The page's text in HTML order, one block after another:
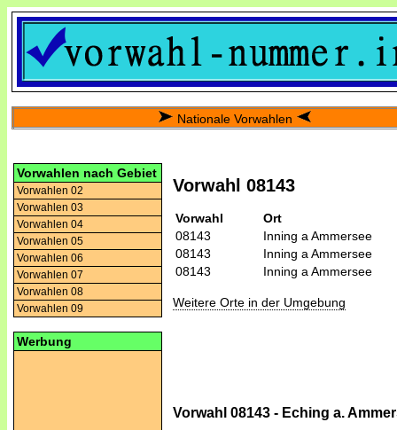
Nationale Vorwahlen
Vorwahlen nach Gebiet
Vorwahlen 02
Vorwahlen 03
Vorwahlen 04
Vorwahlen 05
Vorwahlen 06
Vorwahlen 07
Vorwahlen 08
Vorwahlen 09
Werbung
Vorwahl 08143
Vorwahl
Ort
08143
Inning a Ammersee
08143
Inning a Ammersee
08143
Inning a Ammersee
Weitere Orte in der Umgebung
Vorwahl 08143 - Eching a.